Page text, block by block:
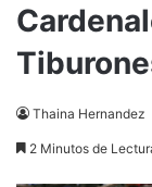
Thaina Hernandez
2 Minutos de